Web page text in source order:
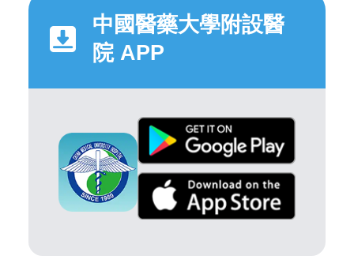
中國醫藥大學附設醫
院 APP